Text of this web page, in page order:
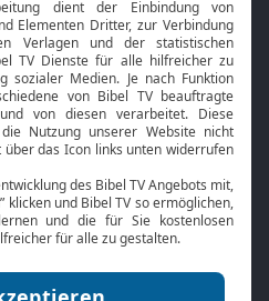
HbbTV
Bibelthek Online-Bibel
Nächster Gottesdienst
Service
Kontakt
TV-Empfang